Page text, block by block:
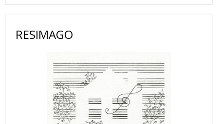
RESIMAGO